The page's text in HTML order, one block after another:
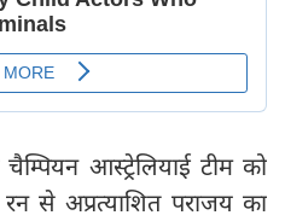
आस्ट्रेलियाई टीम को
से अप्रत्याशित पराजय का